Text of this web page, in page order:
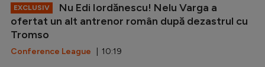
EXCLUSIV
Nu Edi Iordănescu! Nelu Varga a
ofertat un alt antrenor român după dezastrul cu
Tromso
Conference League | 10:19